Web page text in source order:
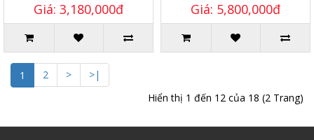
Giá: 3,180,000đ Giá: 5,800,000đ
1 2 >
>|
Hiển thị 1 đến 12 của 18 (2 Trang)